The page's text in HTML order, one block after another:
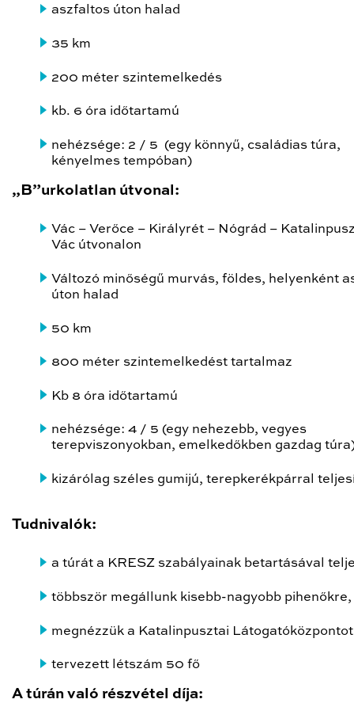
aszfaltos úton halad
35 km
200 méter szintemelkedés
kb. 6 óra időtartamú
nehézsége: 2 / 5 (egy könnyű, családias túra,
kényelmes tempóban)
„B”urkolatlan útvonal:
Vác – Verőce – Királyrét – Nógrád –
Vác útvonalon
Változó minőségű murvás, földes, helyenként
úton halad
50 km
800 méter szintemelkedést tartalmaz
Kb 8 óra időtartamú
nehézsége: 4 / 5 (egy nehezebb, vegyes
terepviszonyokban, emelkedőkben gazdag
kizárólag széles gumijú, terepkerékpárral
Tudnivalók:
a túrát a KRESZ szabályainak betartásával
többször megállunk kisebb-nagyobb
megnézzük a Katalinpusztai Látogatóközpontot
tervezett létszám 50 fő
A túrán való részvétel díja: